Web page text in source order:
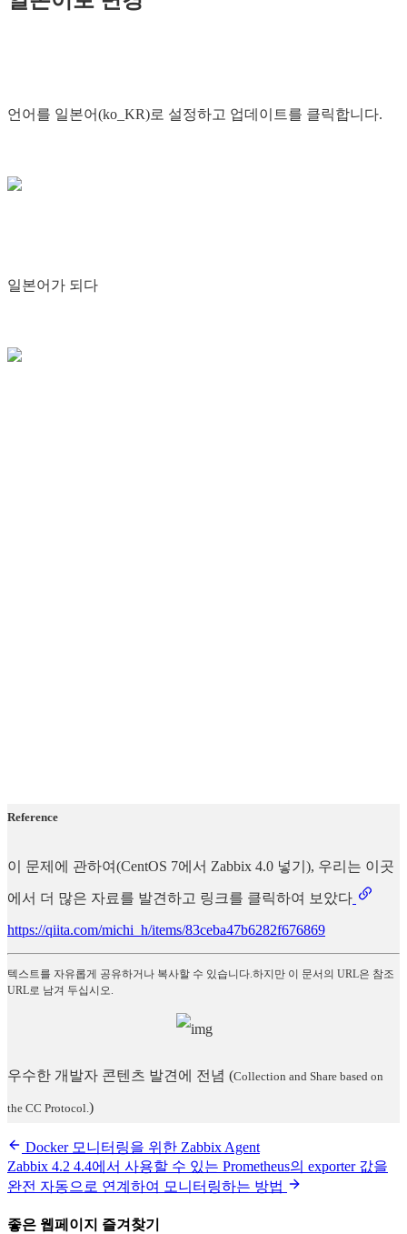
언어를 일본어(ko_KR)로 설정하고 업데이트를 클릭합니다.
일본어가 되다
Reference
이 문제에 관하여(CentOS 7에서 Zabbix 4.0 넣기), 우리는 이곳
에서 더 많은 자료를 발견하고 링크를 클릭하여 보았다
https://qiita.com/michi_h/items/83ceba47b6282f676869
텍스트를 자유롭게 공유하거나 복사할 수 있습니다.하지만 이 문서의 URL은 참조
URL로 남겨 두십시오.
우수한 개발자 콘텐츠 발견에 전념 (Collection and Share based on
the CC Protocol.)
Docker 모니터링을 위한 Zabbix Agent
Zabbix 4.2 4.4에서 사용할 수 있는 Prometheus의 exporter 값을
완전 자동으로 연계하여 모니터링하는 방법
좋은 웹페이지 즐겨찾기